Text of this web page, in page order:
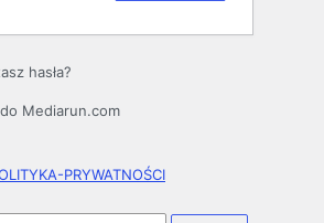
hasła?
Mediarun.com
PRYWATNOŚCI